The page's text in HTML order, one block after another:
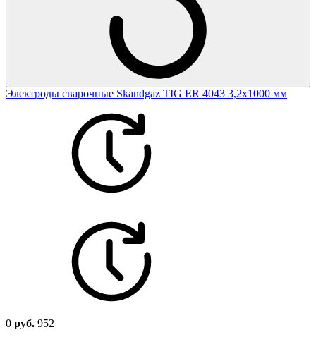
Электроды сварочные Skandgaz TIG ER 4043 3,2х1000 мм
0 руб. 952